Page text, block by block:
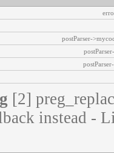
postParser-
[2]
instead -